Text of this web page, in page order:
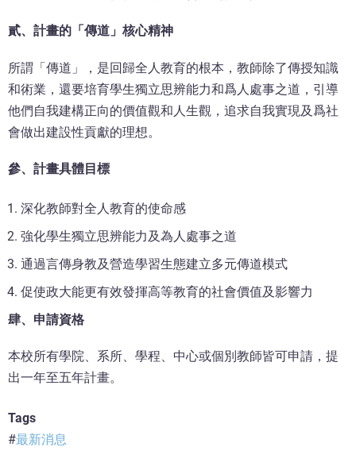
貳、計畫的「傳道」核心精神
所謂「傳道」，是回歸全人教育的根本，教師除了傳授知識
和術業，還要培育學生獨立思辨能力和爲人處事之道，引導
他們自我建構正向的價值觀和人生觀，追求自我實現及爲社
會做出建設性貢獻的理想。
參、計畫具體目標
深化教師對全人教育的使命感
強化學生獨立思辨能力及為人處事之道
通過言傳身教及營造學習生態建立多元傳道模式
促使政大能更有效發揮高等教育的社會價值及影響力
肆、申請資格
本校所有學院、系所、學程、中心或個別教師皆可申請，提
出一年至五年計畫。
Tags
最新消息